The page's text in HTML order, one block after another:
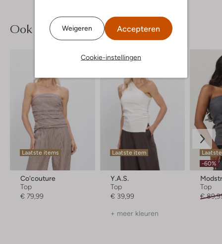
Weigeren Accepteren
Cookie-instellingen
Ook iets voor jou?
Laatste items
Co'couture
Top
€ 79,99
Laatste item
Y.a.s.
Top
€ 39,99
+ meer kleuren
-60%
Top
€